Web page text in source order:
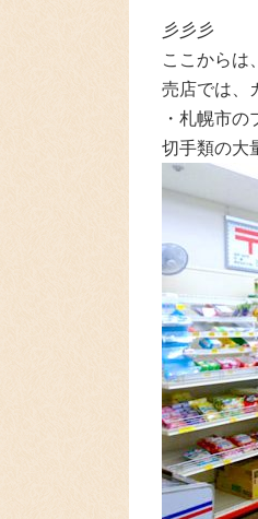
彡彡彡
ここからは
売店では、
・札幌市
切手類の大